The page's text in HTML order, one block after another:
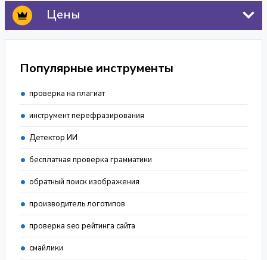
Цены
Популярные инструменты
проверка на плагиат
инструмент перефразирования
Детектор ИИ
бесплатная проверка грамматики
обратный поиск изображения
производитель логотипов
проверка seo рейтинга сайта
смайлики